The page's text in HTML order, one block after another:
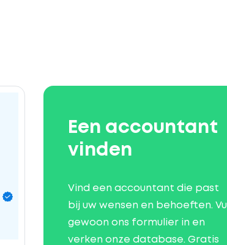
Een accountant
vinden
Vind een accountant die past
bij uw wensen en behoeften. Vul
gewoon ons formulier in en
verken onze database. Gratis